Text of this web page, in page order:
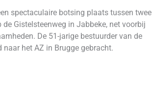
spectaculaire botsing plaats tussen twee
Gistelsteenweg in Jabbeke, net voorbij
De 51-jarige bestuurder van de
het AZ in Brugge gebracht.